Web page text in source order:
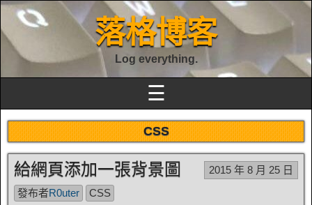
落格博客
Log everything.
☰
CSS
給網頁添加一張背景圖
2015 年 8 月 25 日
發布者R0uter
CSS